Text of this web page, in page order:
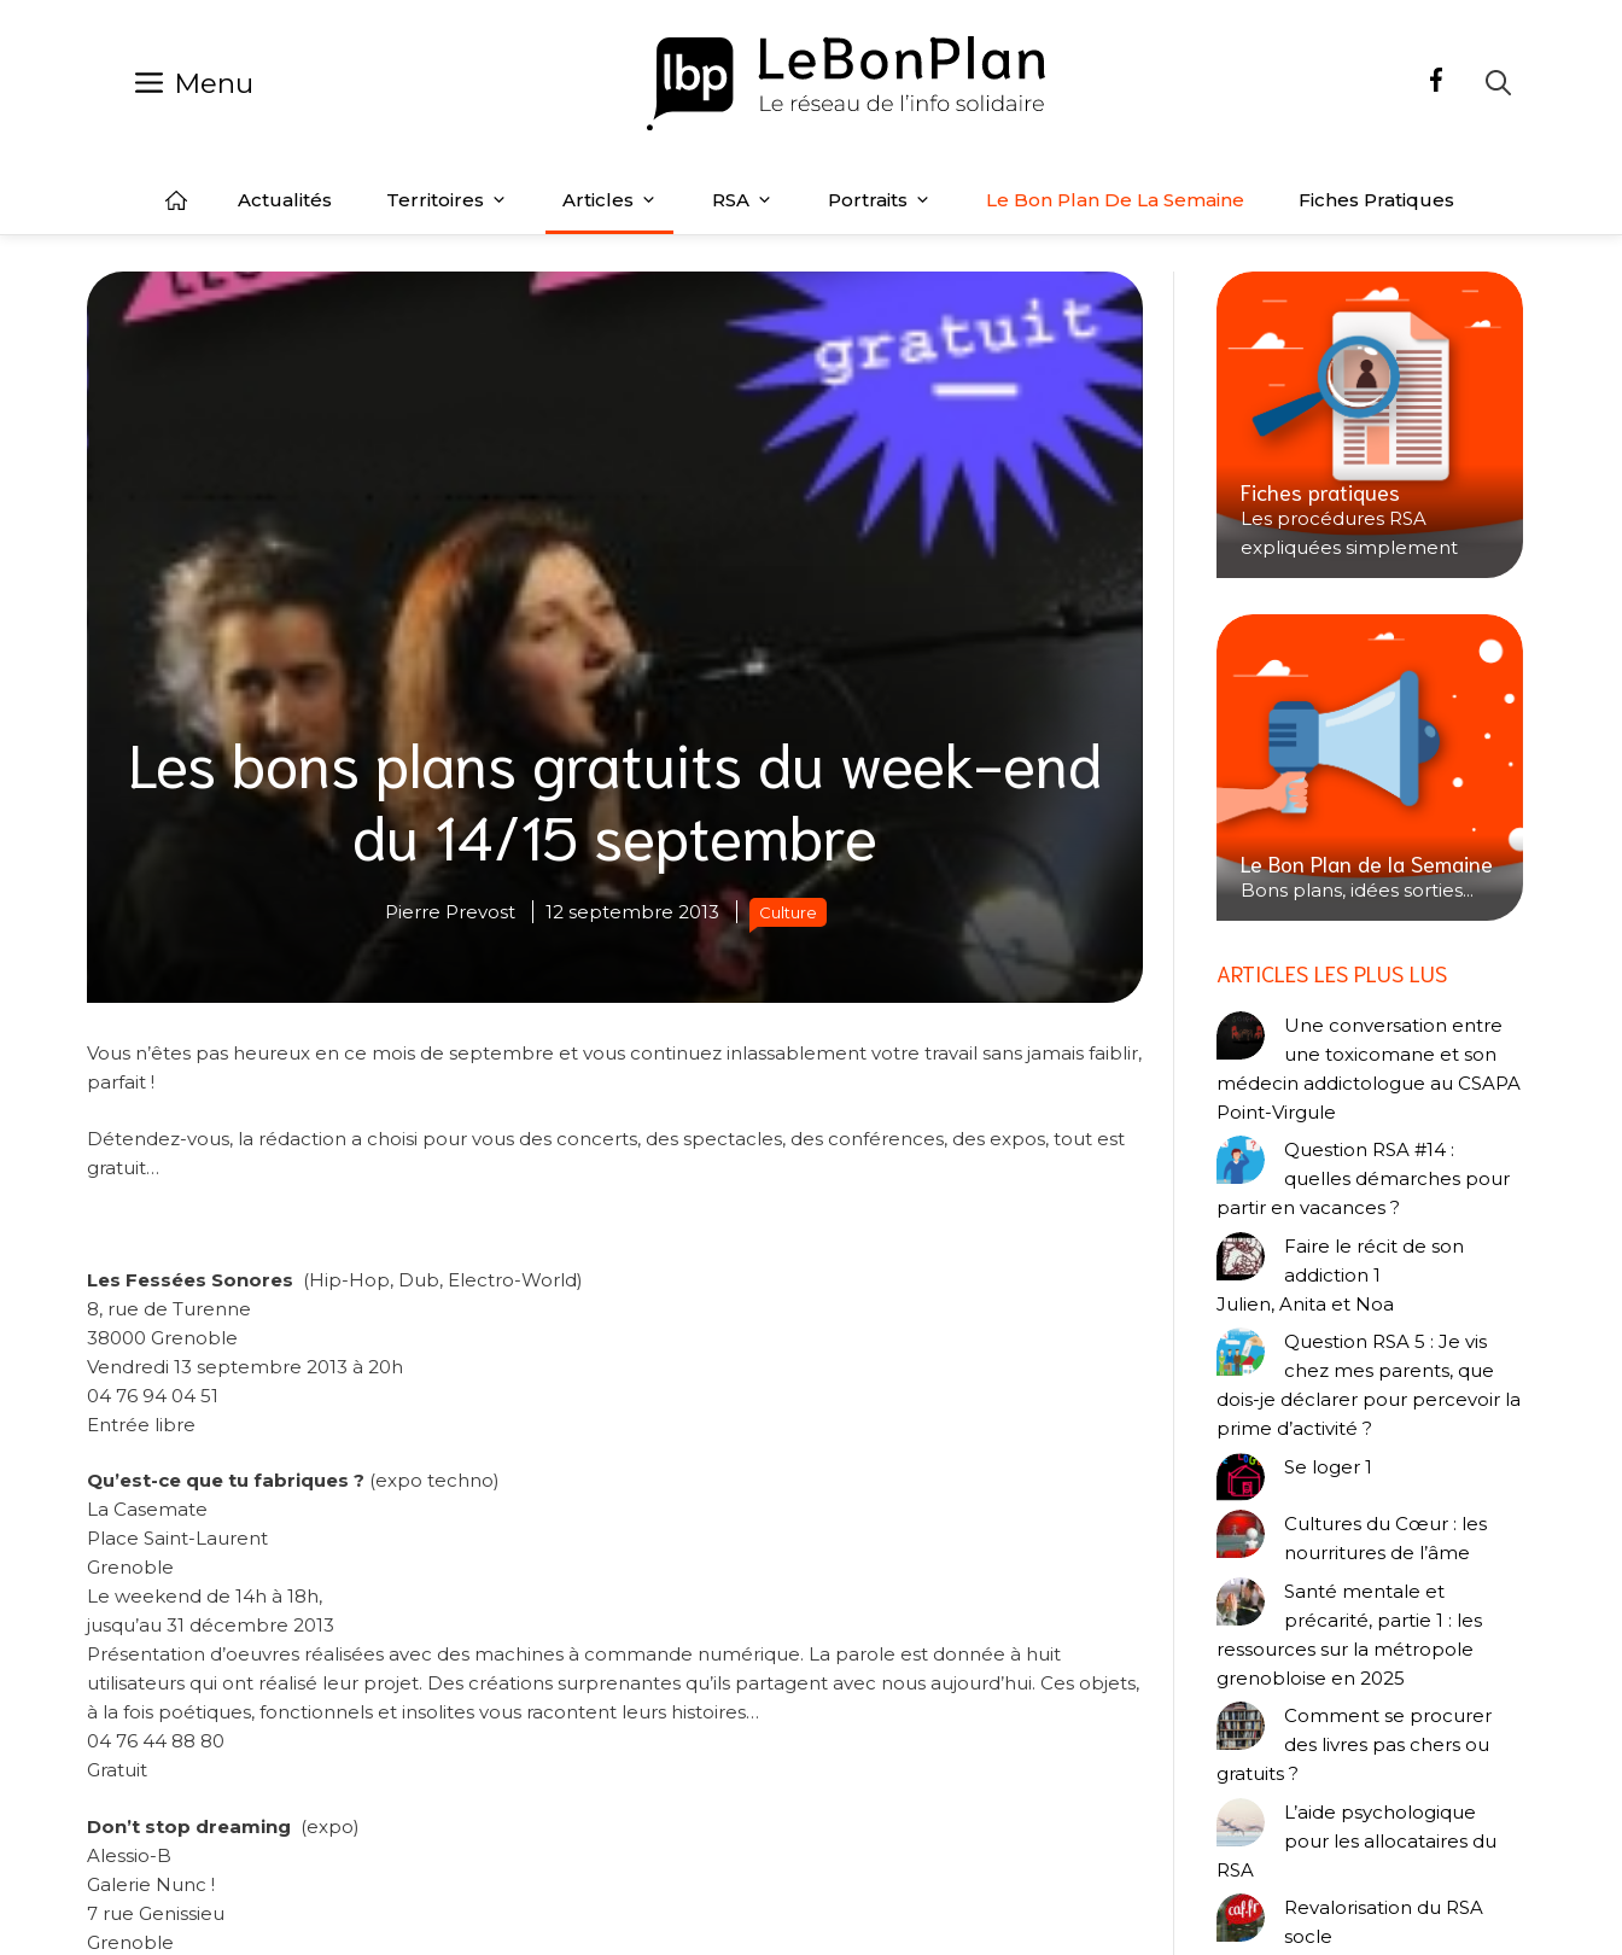
Menu
Actualités Territoires Articles RSA Portraits Le Bon Plan De La Semaine Fiches Pratiques
Les bons plans gratuits du week-end
du 14/15 septembre
Pierre Prevost 12 septembre 2013 Culture
Vous n’êtes pas heureux en ce mois de septembre et vous continuez inlassablement votre travail sans jamais faiblir,
parfait !
Détendez-vous, la rédaction a choisi pour vous des concerts, des spectacles, des conférences, des expos, tout est
gratuit…
Les Fessées Sonores (Hip-Hop, Dub, Electro-World)
8, rue de Turenne
38000 Grenoble
Vendredi 13 septembre 2013 à 20h
04 76 94 04 51
Entrée libre
Qu’est-ce que tu fabriques ? (expo techno)
La Casemate
Place Saint-Laurent
Grenoble
Le weekend de 14h à 18h,
jusqu’au 31 décembre 2013
Présentation d’oeuvres réalisées avec des machines à commande numérique. La parole est donnée à huit
utilisateurs qui ont réalisé leur projet. Des créations surprenantes qu’ils partagent avec nous aujourd’hui. Ces objets,
à la fois poétiques, fonctionnels et insolites vous racontent leurs histoires…
04 76 44 88 80
Gratuit
Don’t stop dreaming (expo)
Alessio-B
Galerie Nunc !
7 rue Genissieu
Grenoble
Fiches pratiques
Les procédures RSA
expliquées simplement
Le Bon Plan de la Semaine
Bons plans, idées sorties...
ARTICLES LES PLUS LUS
Une conversation entre
une toxicomane et son
médecin addictologue au CSAPA
Point-Virgule
Question RSA #14 :
quelles démarches pour
partir en vacances ?
Faire le récit de son
addiction 1
Julien, Anita et Noa
Question RSA 5 : Je vis
chez mes parents, que
dois-je déclarer pour percevoir la
prime d’activité ?
Se loger 1
Cultures du Cœur : les
nourritures de l’âme
Santé mentale et
précarité, partie 1 : les
ressources sur la métropole
grenobloise en 2025
Comment se procurer
des livres pas chers ou
gratuits ?
L’aide psychologique
pour les allocataires du
RSA
Revalorisation du RSA
socle